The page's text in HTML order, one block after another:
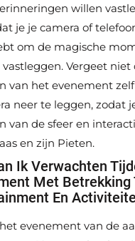
willen
je je camera of
om de magische
Vergeet niet
van het evenement
neer te leggen, zodat
van de sfeer en
en zijn Pieten.
Ik Verwachten
Met Betrekking
En
evenement van de